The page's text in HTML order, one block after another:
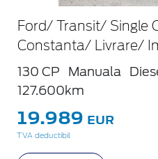
Ford/ Transit/ Single
Constanta/ Livrare/
130 CP Manuala
127.600km
19.989 EUR
TVA deductibil